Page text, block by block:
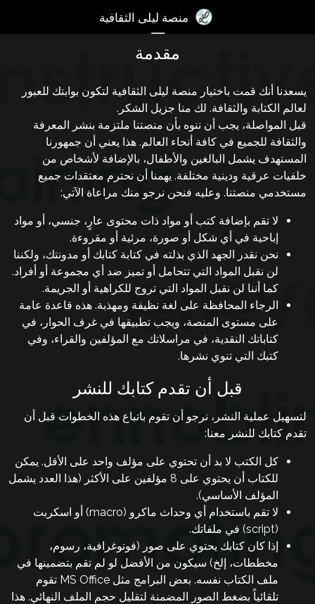
منصة ليلى الثقافية
☰
آخر
اﻷخبار
الكتب
الصوتيات
مسابقة
المنصة
مساعدة
عربي
مقدمة
يسعدنا أنك قمت باختيار منصة ليلى الثقافية لتكون بوابتك للعبور
لعالم الكتابة والثقافة. لك منا جزيل الشكر.
قبل المواصلة، يجب أن ننوه بأن منصتنا ملتزمة بنشر المعرفة
والثقافة للجميع في كافة أنحاء العالم. هذا يعني أن جمهورنا
المستهدف يشمل البالغين واﻷطفال، باﻹضافة ﻷشخاص من
خلفيات عرقية ودينية مختلفة. يهمنا أن نحترم معتقدات جميع
مستخدمي منصتنا. وعليه فنحن نرجو منك مراعاة اﻵتي:
ﻻ تقم بإضافة كتب أو مواد ذات محتوى عارٍ، جنسي، أو مواد
إباحية في أي شكل أو صورة، مرئية أو مقروءة.
نحن نقدر الجهد الذي بذلته في كتابة كتابك أو مدونتك، ولكننا
لن نقبل المواد التي تتحامل أو تميز ضد أي مجموعة أو أفراد.
كما أننا لن نقبل المواد التي تروج للكراهية أو الجريمة.
الرجاء المحافظة على لغة نظيفة ومهذبة. هذه قاعدة عامة
على مستوى المنصة، ويجب تطبيقها في غرف الحوار، في
كتاباتك النقدية، في مراسلاتك مع المؤلفين والقراء، وفي
كتبك التي تنوي نشرها.
قبل أن تقدم كتابك للنشر
لتسهيل عملية النشر، نرجو أن تقوم باتباع هذه الخطوات قبل أن
تقدم كتابك للنشر معنا:
كل الكتب ﻻ بد أن تحتوي على مؤلف واحد على الأقل. يمكن
للكتاب أن يحتوي على 8 مؤلفين على اﻷكثر (هذا العدد يشمل
المؤلف اﻷساسي).
ﻻ تقم باستخدام أي وحداث ماكرو (macro) أو اسكربت
(script) في ملفاتك.
إذا كان كتابك يحتوي على صور (فوتوغرافية، رسوم،
مخططات، إلخ) سيكون من اﻷفضل لو لم تقم بتضمينها في
ملف الكتاب نفسه. بعض البرامج مثل MS Office تقوم
تلقائياً بضغط الصور المضمنة لتقليل حجم الملف النهائي. هذا